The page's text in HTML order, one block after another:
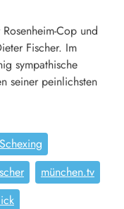
Cop und
Fischer. Im
sympathische
seiner peinlichsten
münchen.tv